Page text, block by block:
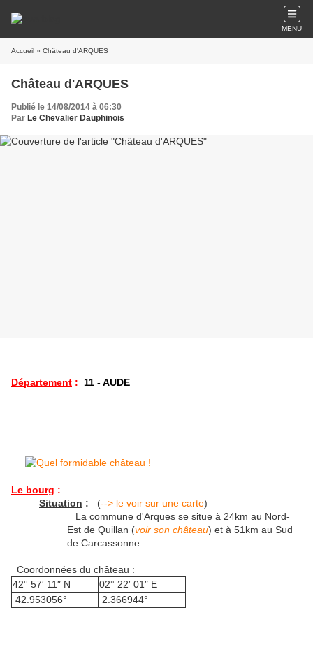
MENU
Accueil » Château d'ARQUES
Château d'ARQUES
Publié le 14/08/2014 à 06:30
Par Le Chevalier Dauphinois
Département : 11 - AUDE
Le bourg :
Situation : (--> le voir sur une carte)
La commune d'Arques se situe à 24km au Nord-
Est de Quillan (voir son château) et à 51km au Sud
de Carcassonne.
Coordonnées du château :
42° 57′ 11″ N
02° 22′ 01″ E
42.953056°
2.366944°